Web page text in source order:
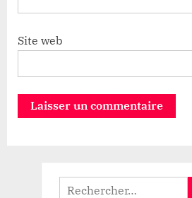
Site web
Rechercher :